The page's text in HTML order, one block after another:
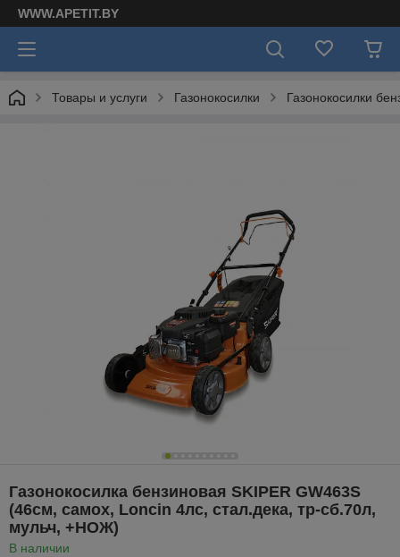
WWW.APETIT.BY
Товары и услуги Газонокосилки Газонокосилки
Газонокосилка бензиновая SKIPER GW463S
(46см, самох, Loncin 4лс, стал.дека, тр-сб.70л,
мульч, +НОЖ)
В наличии